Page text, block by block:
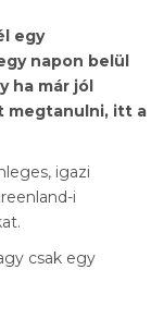
egy
napon belül
ha már jól
megtanulni, itt a
igazi
i
csak egy